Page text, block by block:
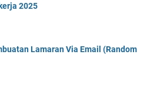
2025
Lamaran Via Email (Random